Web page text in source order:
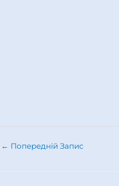
← Попередній Запис